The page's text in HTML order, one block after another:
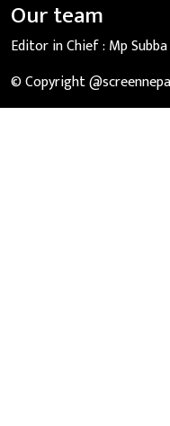
Our team
Editor in Chief : Mp Subba
© Copyright